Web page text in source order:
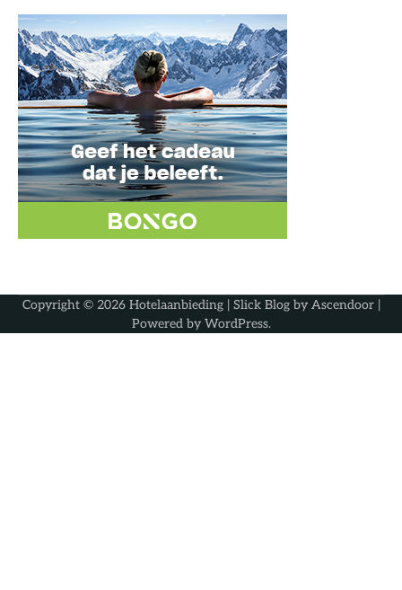
Copyright © 2026 Hotelaanbieding| Slick Blog by Ascendoor|
Powered by WordPress.